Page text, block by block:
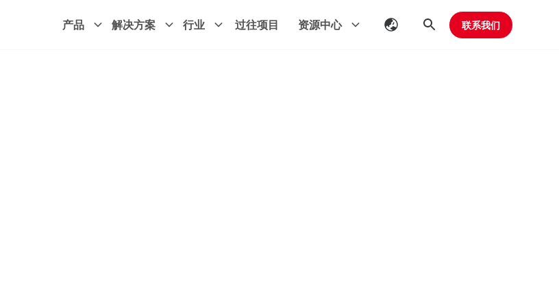
产品 解决方案 行业 过往项目 资源中心 联系我们